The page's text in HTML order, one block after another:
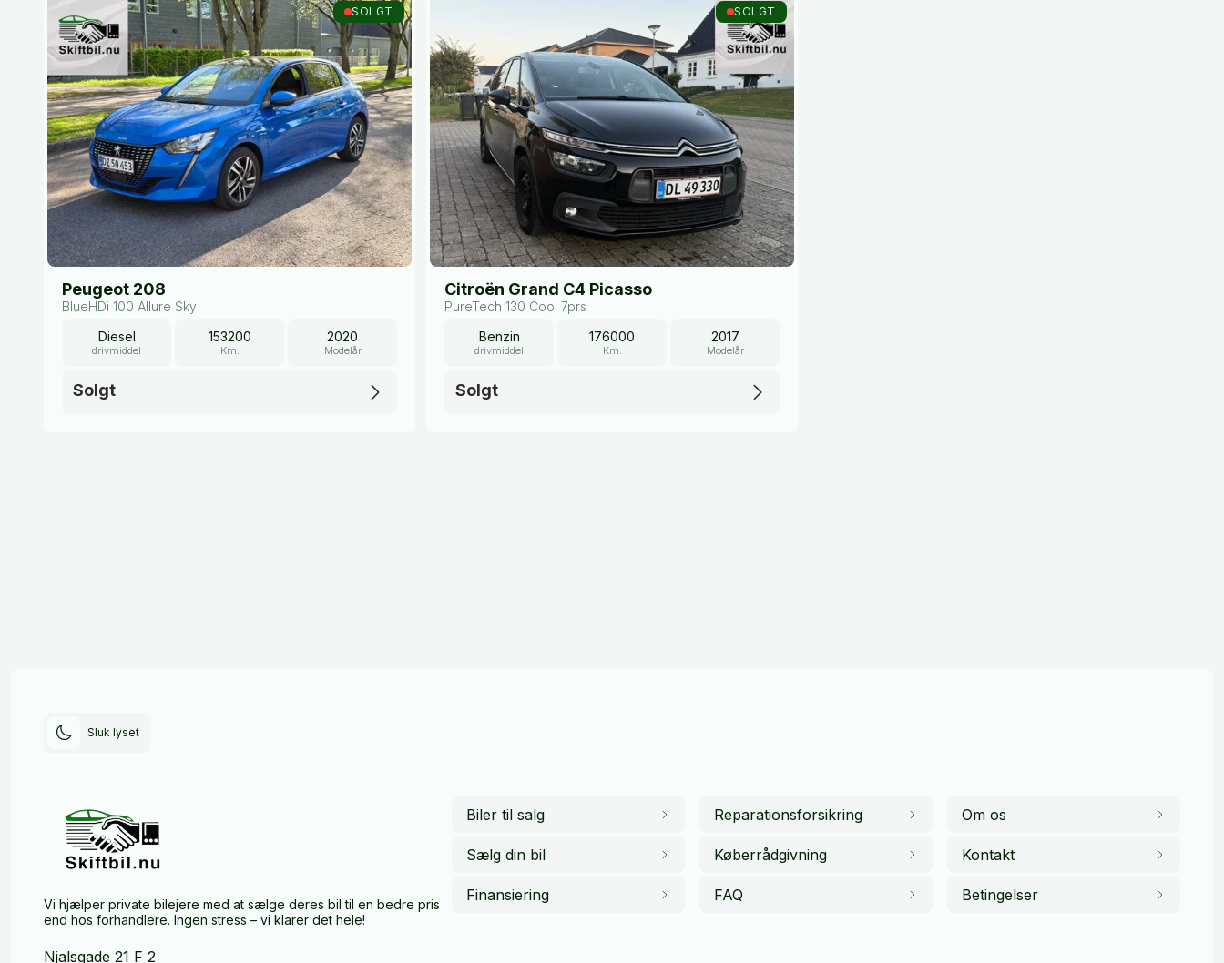
SOLGT
Peugeot 208
BlueHDi 100 Allure Sky
Diesel
drivmiddel
153200
Km.
2020
Modelår
Solgt
SOLGT
Citroën Grand C4 Picasso
PureTech 130 Cool 7prs
Benzin
drivmiddel
176000
Km.
2017
Modelår
Solgt
Sluk lyset
Vi hjælper private bilejere med at sælge deres bil til en bedre pris
end hos forhandlere. Ingen stress – vi klarer det hele!
Njalsgade 21 F 2
Biler til salg
Sælg din bil
Finansiering
Reparationsforsikring
Køberrådgivning
FAQ
Om os
Kontakt
Betingelser